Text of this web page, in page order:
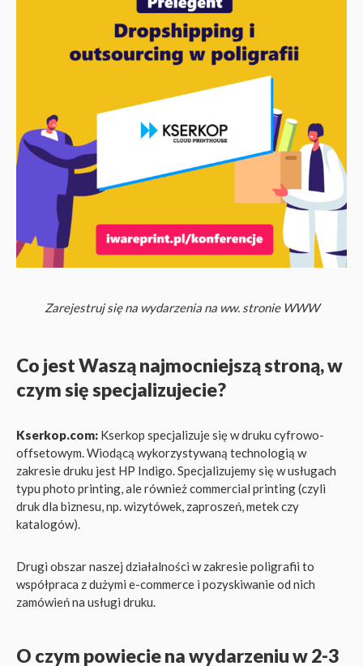
Zarejestruj się na wydarzenia na ww. stronie WWW
Co jest Waszą najmocniejszą stroną, w
czym się specjalizujecie?
Kserkop.com: Kserkop specjalizuje się w druku cyfrowo-
offsetowym. Wiodącą wykorzystywaną technologią w
zakresie druku jest HP Indigo. Specjalizujemy się w usługach
typu photo printing, ale również commercial printing (czyli
druk dla biznesu, np. wizytówek, zaproszeń, metek czy
katalogów).
Drugi obszar naszej działalności w zakresie poligrafii to
współpraca z dużymi e-commerce i pozyskiwanie od nich
zamówień na usługi druku.
O czym powiecie na wydarzeniu w 2-3